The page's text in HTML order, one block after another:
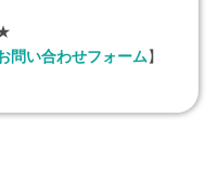
問い合わせフォーム】